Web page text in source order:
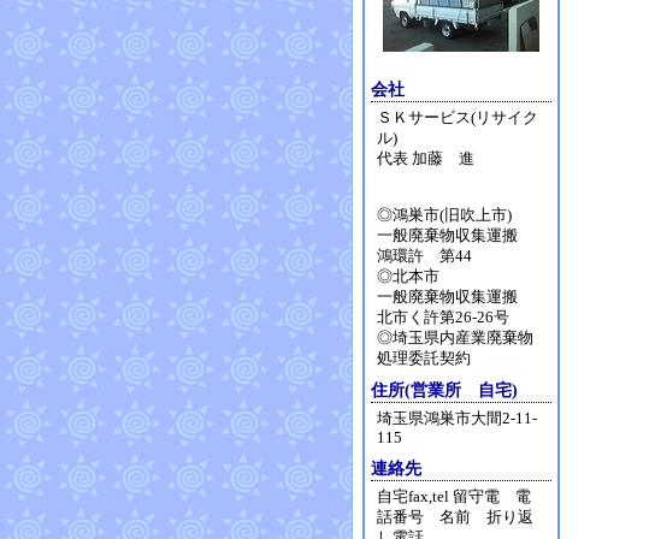
会社
ＳＫサービス(リサイク
ル)
代表 加藤 進
◎鴻巣市(旧吹上市)
一般廃棄物収集運搬
鴻環許 第44
◎北本市
一般廃棄物収集運搬
北市く許第26-26号
◎埼玉県内産業廃棄物
処理委託契約
住所(営業所 自宅)
埼玉県鴻巣市大間2-11-
115
連絡先
自宅fax,tel 留守電 電
話番号 名前 折り返